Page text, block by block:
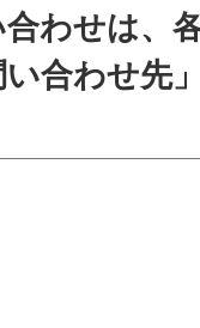
わせは、
合わせ先